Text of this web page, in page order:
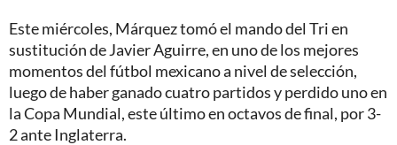
Este miércoles, Márquez tomó el mando del Tri en
sustitución de Javier Aguirre, en uno de los mejores
momentos del fútbol mexicano a nivel de selección,
luego de haber ganado cuatro partidos y perdido uno en
la Copa Mundial, este último en octavos de final, por 3-
2 ante Inglaterra.